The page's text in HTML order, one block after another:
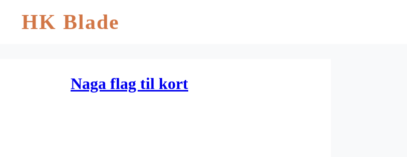
HK Blade
Naga flag til kort